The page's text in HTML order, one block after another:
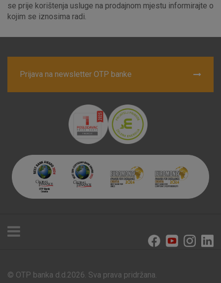
se prije korištenja usluge na prodajnom mjestu informirajte o
kojim se iznosima radi.
Prijava na newsletter OTP banke
Poslovnice i bankomati
© OTP banka d.d.2026. Sva prava pridržana.
Detaljnije informacije o kolačićima